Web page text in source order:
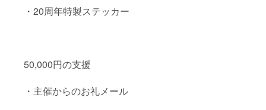
・20周年特製ステッカー
50,000円の支援
・主催からのお礼メール